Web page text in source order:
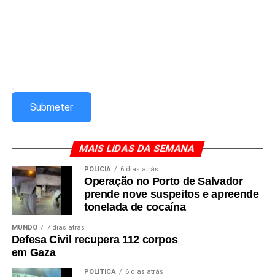
MAIS LIDAS DA SEMANA
POLÍCIA 6 dias atrás
Operação no Porto de Salvador
prende nove suspeitos e apreende
tonelada de cocaína
MUNDO 7 dias atrás
Defesa Civil recupera 112 corpos
em Gaza
POLÍTICA 6 dias atrás